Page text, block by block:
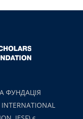
ФУНДАЦІЯ